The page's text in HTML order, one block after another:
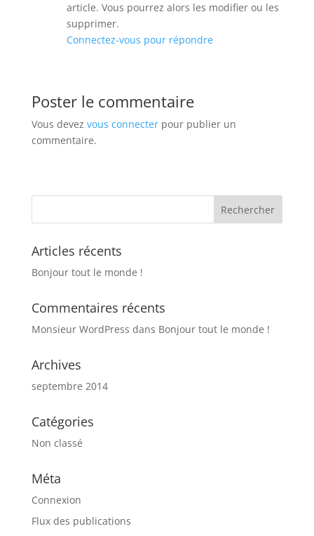
article. Vous pourrez alors les modifier ou les
supprimer.
Connectez-vous pour répondre
Poster le commentaire
Vous devez vous connecterpour publier un
commentaire.
Articles récents
Bonjour tout le monde !
Commentaires récents
Monsieur WordPress dans Bonjour tout le monde !
Archives
septembre 2014
Catégories
Non classé
Méta
Connexion
Flux des publications